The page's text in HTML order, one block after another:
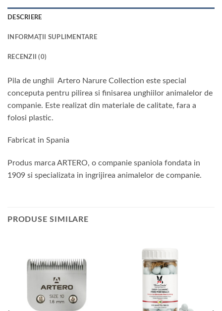
DESCRIERE
INFORMAȚII SUPLIMENTARE
RECENZII (0)
Pila de unghii Artero Narure Collection este special
conceputa pentru pilirea si finisarea unghiilor animalelor de
companie. Este realizat din materiale de calitate, fara a
folosi plastic.
Fabricat in Spania
Produs marca ARTERO, o companie spaniola fondata in
1909 si specializata in ingrijirea animalelor de companie.
PRODUSE SIMILARE